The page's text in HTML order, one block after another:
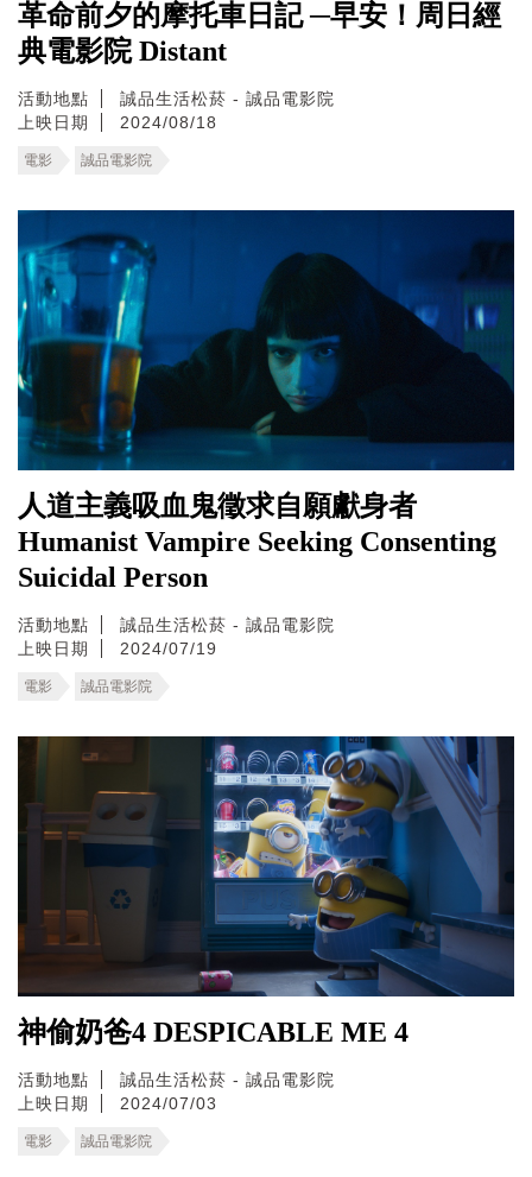
革命前夕的摩托車日記 ─早安！周日經
典電影院 Distant
活動地點
誠品生活松菸 - 誠品電影院
上映日期
2024/08/18
電影 誠品電影院
人道主義吸血鬼徵求自願獻身者
Humanist Vampire Seeking Consenting
Suicidal Person
活動地點
誠品生活松菸 - 誠品電影院
上映日期
2024/07/19
電影 誠品電影院
神偷奶爸4 DESPICABLE ME 4
活動地點
誠品生活松菸 - 誠品電影院
上映日期
2024/07/03
電影 誠品電影院